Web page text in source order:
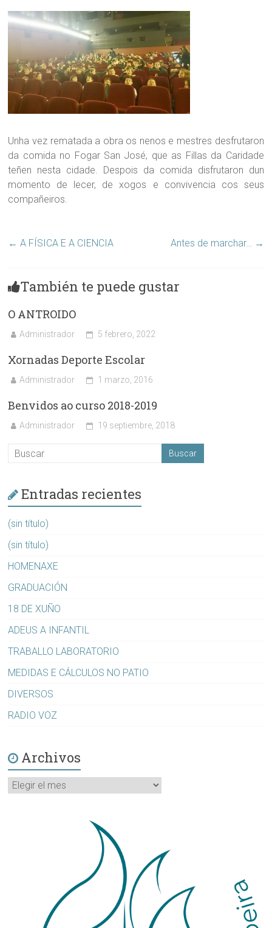
Unha vez rematada a obra os nenos e mestres desfrutaron
da comida no Fogar San José, que as Fillas da Caridade
teñen nesta cidade. Despois da comida disfrutaron dun
momento de lecer, de xogos e convivencia cos seus
compañeiros.
← A FÍSICA E A CIENCIA Antes de marchar… →
También te puede gustar
O ANTROIDO
Administrador 5 febrero, 2022
Xornadas Deporte Escolar
Administrador 1 marzo, 2016
Benvidos ao curso 2018-2019
Administrador 19 septiembre, 2018
Entradas recientes
(sin título)
(sin título)
HOMENAXE
GRADUACIÓN
18 DE XUÑO
ADEUS A INFANTIL
TRABALLO LABORATORIO
MEDIDAS E CÁLCULOS NO PATIO
DIVERSOS
RADIO VOZ
Archivos
Archivos